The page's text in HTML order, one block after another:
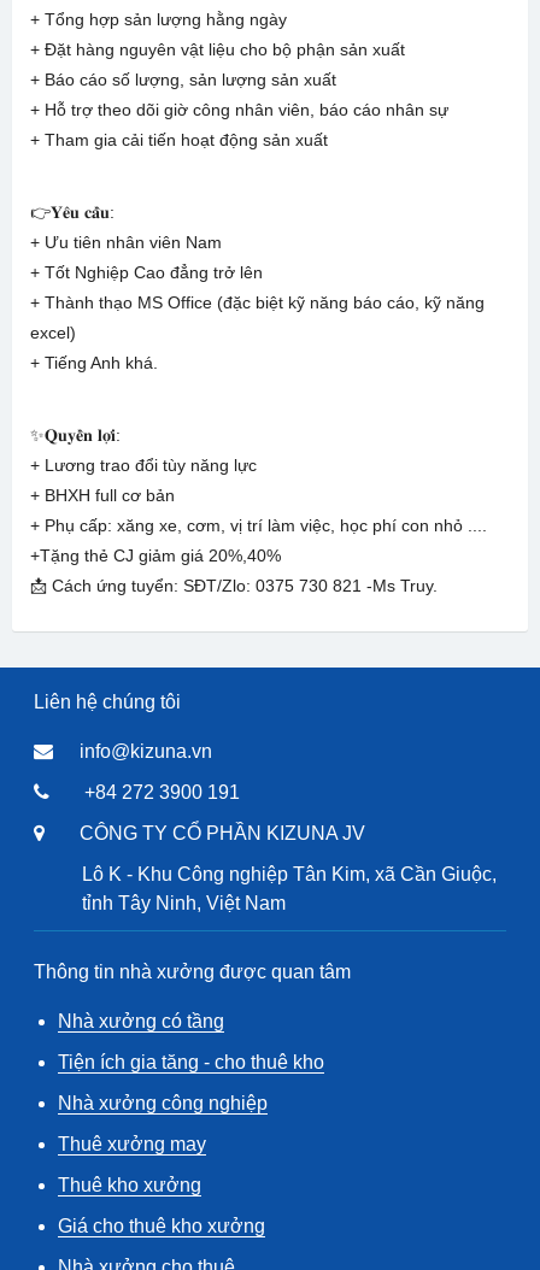
+ Tổng hợp sản lượng hằng ngày
+ Đặt hàng nguyên vật liệu cho bộ phận sản xuất
+ Báo cáo số lượng, sản lượng sản xuất
+ Hỗ trợ theo dõi giờ công nhân viên, báo cáo nhân sự
+ Tham gia cải tiến hoạt động sản xuất
👉𝐘𝐞̂𝐮 𝐜𝐚̂̀𝐮:
+ Ưu tiên nhân viên Nam
+ Tốt Nghiệp Cao đẳng trở lên
+ Thành thạo MS Office (đặc biệt kỹ năng báo cáo, kỹ năng
excel)
+ Tiếng Anh khá.
✨𝐐𝐮𝐲𝐞̂̀𝐧 𝐥𝐨̛̣𝐢:
+ Lương trao đổi tùy năng lực
+ BHXH full cơ bản
+ Phụ cấp: xăng xe, cơm, vị trí làm việc, học phí con nhỏ ....
+Tặng thẻ CJ giảm giá 20%,40%
📩 Cách ứng tuyển: SĐT/Zlo: 0375 730 821 -Ms Truy.
Liên hệ chúng tôi
info@kizuna.vn
+84 272 3900 191
CÔNG TY CỔ PHẦN KIZUNA JV
Lô K - Khu Công nghiệp Tân Kim, xã Cần Giuộc,
tỉnh Tây Ninh, Việt Nam
Thông tin nhà xưởng được quan tâm
Nhà xưởng có tầng
Tiện ích gia tăng - cho thuê kho
Nhà xưởng công nghiệp
Thuê xưởng may
Thuê kho xưởng
Giá cho thuê kho xưởng